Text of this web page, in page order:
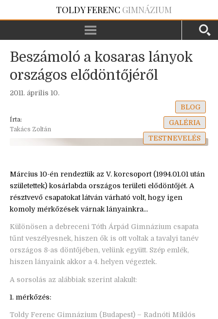
TOLDY FERENC GIMNÁZIUM
Beszámoló a kosaras lányok
országos elődöntőjéről
2011. április 10.
Írta:
Takács Zoltán
BLOG
GALÉRIA
TESTNEVELÉS
Március 10-én rendeztük az V. korcsoport (1994.01.01 után
születettek) kosárlabda országos területi elődöntőjét. A
résztvevő csapatokat látván várható volt, hogy igen
komoly mérkőzések várnak lányainkra...
Különösen a debreceni Tóth Árpád Gimnázium csapata
tűnt veszélyesnek, hiszen ők is ott voltak a tavalyi tanév
országos 8-as döntőjében, velünk együtt. Szép emlék,
hiszen lányaink akkor a 4. helyen végeztek.
A sorsolás az alábbiak szerint alakult:
1. mérkőzés:
Toldy Ferenc Gimnázium (Budapest) – Radnóti Miklós